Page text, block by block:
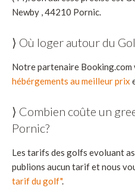
Newby , 44210 Pornic.
⟩ Où loger autour du
Notre partenaire Booking.com
hébérgements au meilleur prix
⟩ Combien coûte un
Pornic?
Les tarifs des golfs evoluant
publions aucun tarif et nous
tarif du golf".